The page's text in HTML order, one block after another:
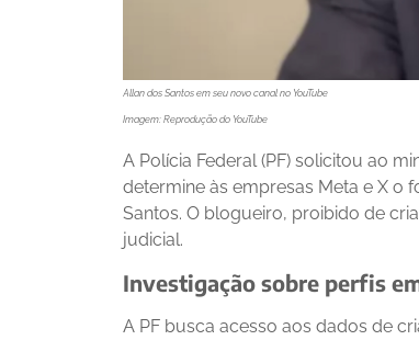
Allan dos Santos em seu novo canal no YouTube
Imagem: Reprodução do YouTube
A Polícia Federal (PF) solicitou ao
determine às empresas Meta e X o
Santos. O blogueiro, proibido de
judicial.
Investigação sobre perfis
A PF busca acesso aos dados de